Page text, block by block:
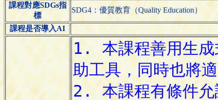
課程對應SDGs指
標
SDG4：優質教育（Quality Education）
課程是否導入AI